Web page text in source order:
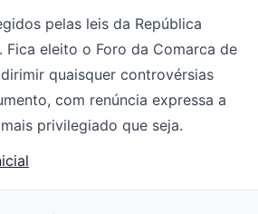
pelas leis da República
Fica eleito o Foro da Comarca de
dirimir quaisquer controvérsias
com renúncia expressa a
privilegiado que seja.